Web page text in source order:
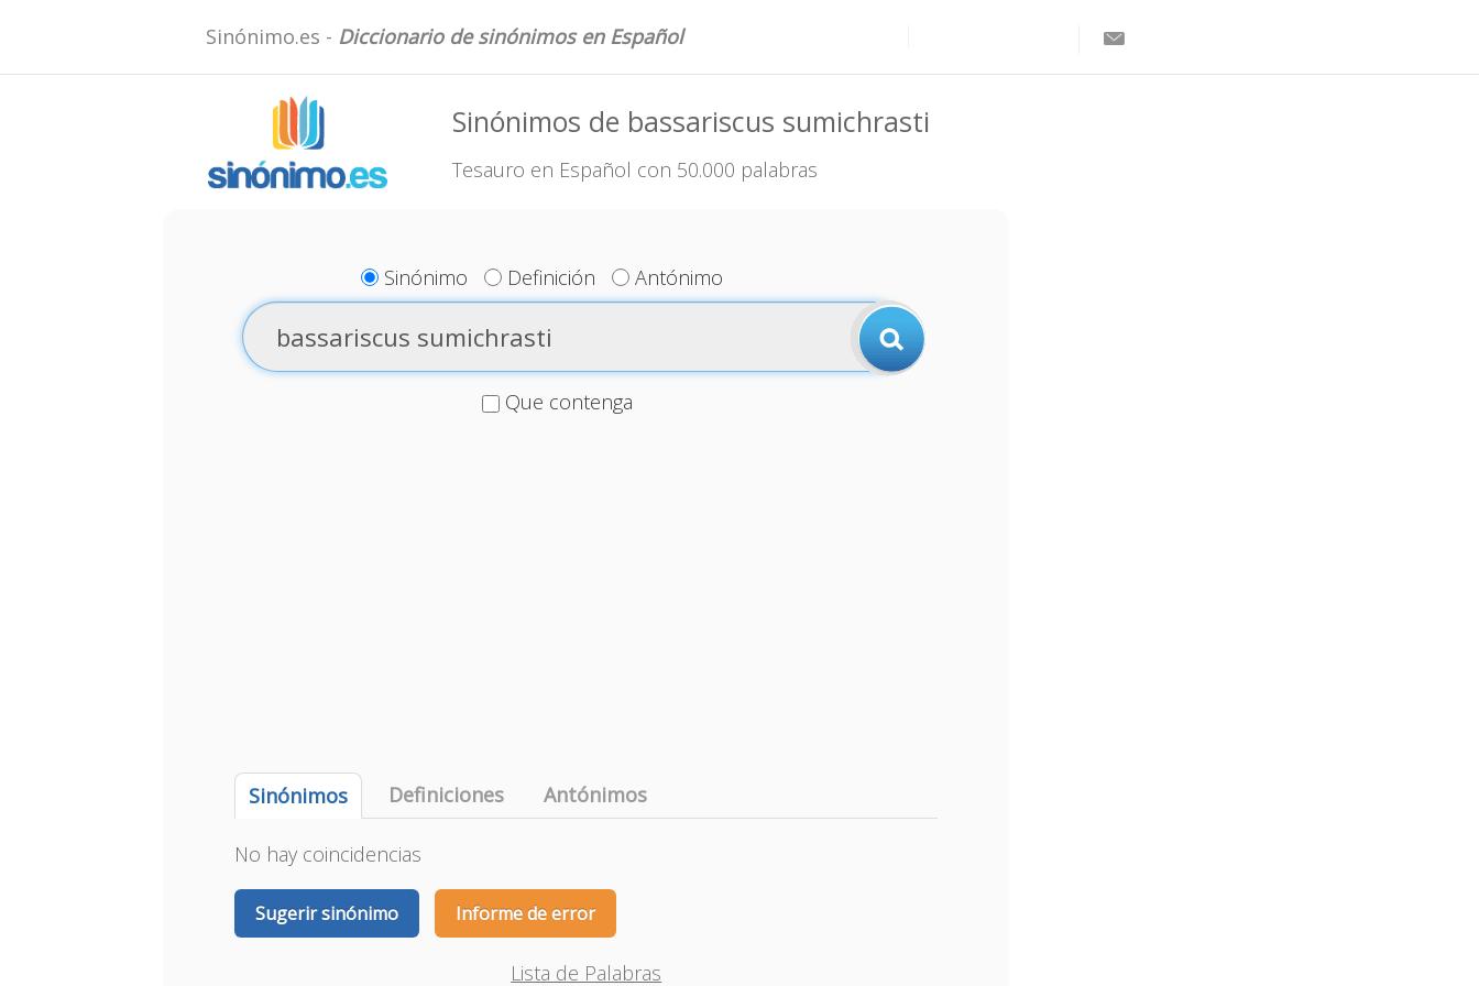
Sinónimo.es - Diccionario de sinónimos en Español
Sinónimos de bassariscus sumichrasti
Tesauro en Español con 50.000 palabras
Sinónimo Definición Antónimo
Que contenga
Sinónimos Definiciones Antónimos
No hay coincidencias
Sugerir sinónimo Informe de error
Lista de Palabras